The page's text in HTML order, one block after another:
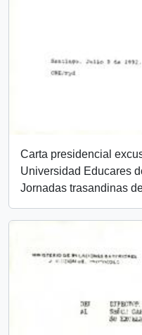
Carta presidencial
Universidad Educares
Jornadas trasandinas